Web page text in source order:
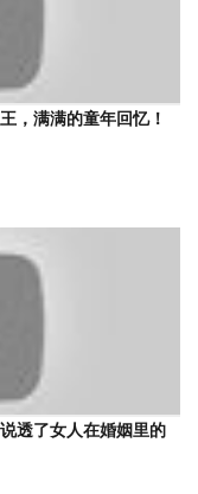
，满满的童年回忆！
透了女人在婚姻里的